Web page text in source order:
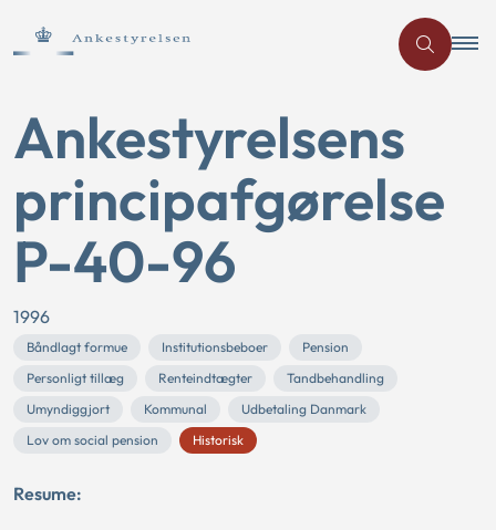
Ankestyrelsens
principafgørelse
P-40-96
1996
Båndlagt formue Institutionsbeboer
Pension
Personligt tillæg
Renteindtægter
Tandbehandling
Umyndiggjort
Kommunal
Udbetaling Danmark
Lov om social pension
Historisk
Resume: